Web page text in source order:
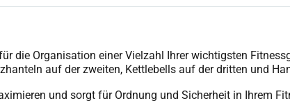
die Organisation einer Vielzahl Ihrer wichtigsten
auf der zweiten, Kettlebells auf der dritten und
und sorgt für Ordnung und Sicherheit in Ihrem